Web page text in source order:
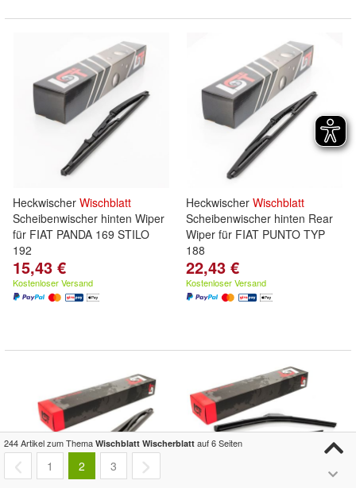
Heckwischer Wischblatt
Scheibenwischer hinten Wiper
für FIAT PANDA 169 STILO
192
15,43 €
Kostenloser Versand
Heckwischer Wischblatt
Scheibenwischer hinten Rear
Wiper für FIAT PUNTO TYP
188
22,43 €
Kostenloser Versand
244 Artikel zum Thema Wischblatt Wischerblatt auf 6 Seiten
1 2 3